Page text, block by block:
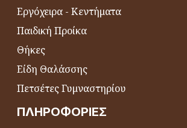
Εργόχειρα - Κεντήματα
Παιδική Προίκα
Θήκες
Είδη Θαλάσσης
Πετσέτες Γυμναστηρίου
ΠΛΗΡΟΦΟΡΊΕΣ